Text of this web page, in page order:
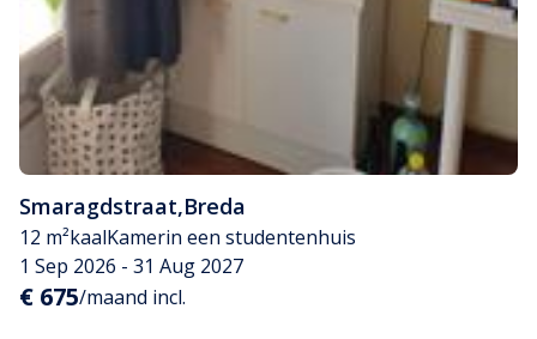
Smaragdstraat,Breda
12 m²kaalKamerin een studentenhuis
1 Sep 2026 - 31 Aug 2027
€ 675/maand incl.